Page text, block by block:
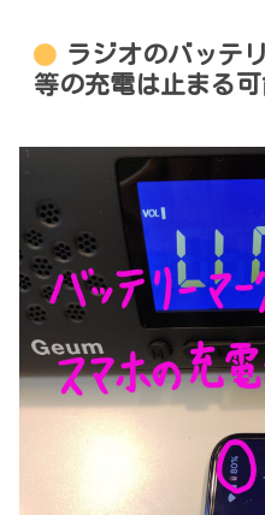
ラジオのバッテ
等の充電は止まる